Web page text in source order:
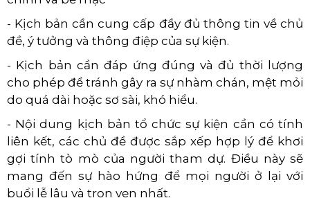
- Kịch bản cần cung cấp đầy đủ thông tin về chủ
đề, ý tưởng và thông điệp của sự kiện.
- Kịch bản cần đáp ứng đúng và đủ thời lượng
cho phép để tránh gây ra sự nhàm chán, mệt mỏi
do quá dài hoặc sơ sài, khó hiểu.
- Nội dung kịch bản tổ chức sự kiện cần có tính
liên kết, các chủ đề được sắp xếp hợp lý để khơi
gợi tính tò mò của người tham dự. Điều này sẽ
mang đến sự hào hứng để mọi người ở lại với
buổi lễ lâu và trọn vẹn nhất.